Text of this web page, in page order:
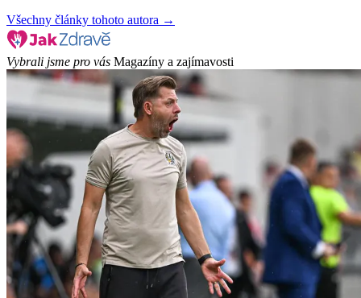
Všechny články tohoto autora →
Vybrali jsme pro vás Magazíny a zajímavosti